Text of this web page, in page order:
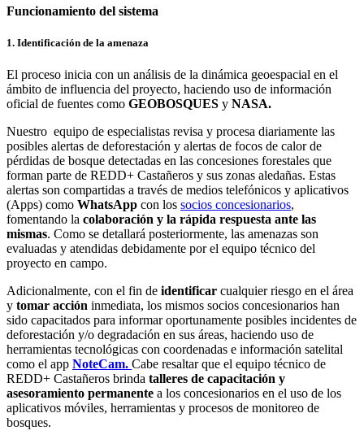
Funcionamiento del sistema
1. Identificación de la amenaza
El proceso inicia con un análisis de la dinámica geoespacial en el
ámbito de influencia del proyecto, haciendo uso de información
oficial de fuentes como GEOBOSQUES y NASA.
Nuestro equipo de especialistas revisa y procesa diariamente las
posibles alertas de deforestación y alertas de focos de calor de
pérdidas de bosque detectadas en las concesiones forestales que
forman parte de REDD+ Castañeros y sus zonas aledañas. Estas
alertas son compartidas a través de medios telefónicos y aplicativos
(Apps) como WhatsApp con los socios concesionarios,
fomentando la colaboración y la rápida respuesta ante las
mismas. Como se detallará posteriormente, las amenazas son
evaluadas y atendidas debidamente por el equipo técnico del
proyecto en campo.
Adicionalmente, con el fin de identificar cualquier riesgo en el área
y tomar acción inmediata, los mismos socios concesionarios han
sido capacitados para informar oportunamente posibles incidentes de
deforestación y/o degradación en sus áreas, haciendo uso de
herramientas tecnológicas con coordenadas e información satelital
como el app NoteCam. Cabe resaltar que el equipo técnico de
REDD+ Castañeros brinda talleres de capacitación y
asesoramiento permanente a los concesionarios en el uso de los
aplicativos móviles, herramientas y procesos de monitoreo de
bosques.